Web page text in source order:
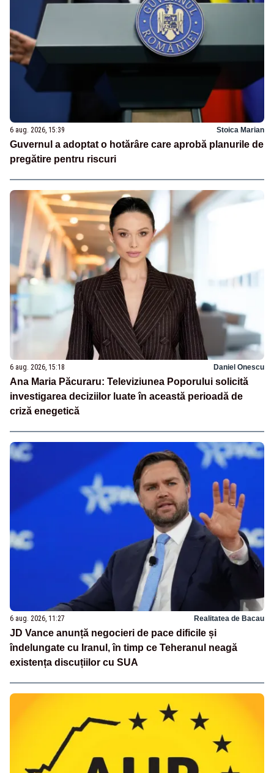
6 aug. 2026, 15:39 Stoica Marian
Guvernul a adoptat o hotărâre care aprobă planurile de
pregătire pentru riscuri
6 aug. 2026, 15:18 Daniel Onescu
Ana Maria Păcuraru: Televiziunea Poporului solicită
investigarea deciziilor luate în această perioadă de
criză enegetică
6 aug. 2026, 11:27 Realitatea de Bacau
JD Vance anunță negocieri de pace dificile și
îndelungate cu Iranul, în timp ce Teheranul neagă
existența discuțiilor cu SUA